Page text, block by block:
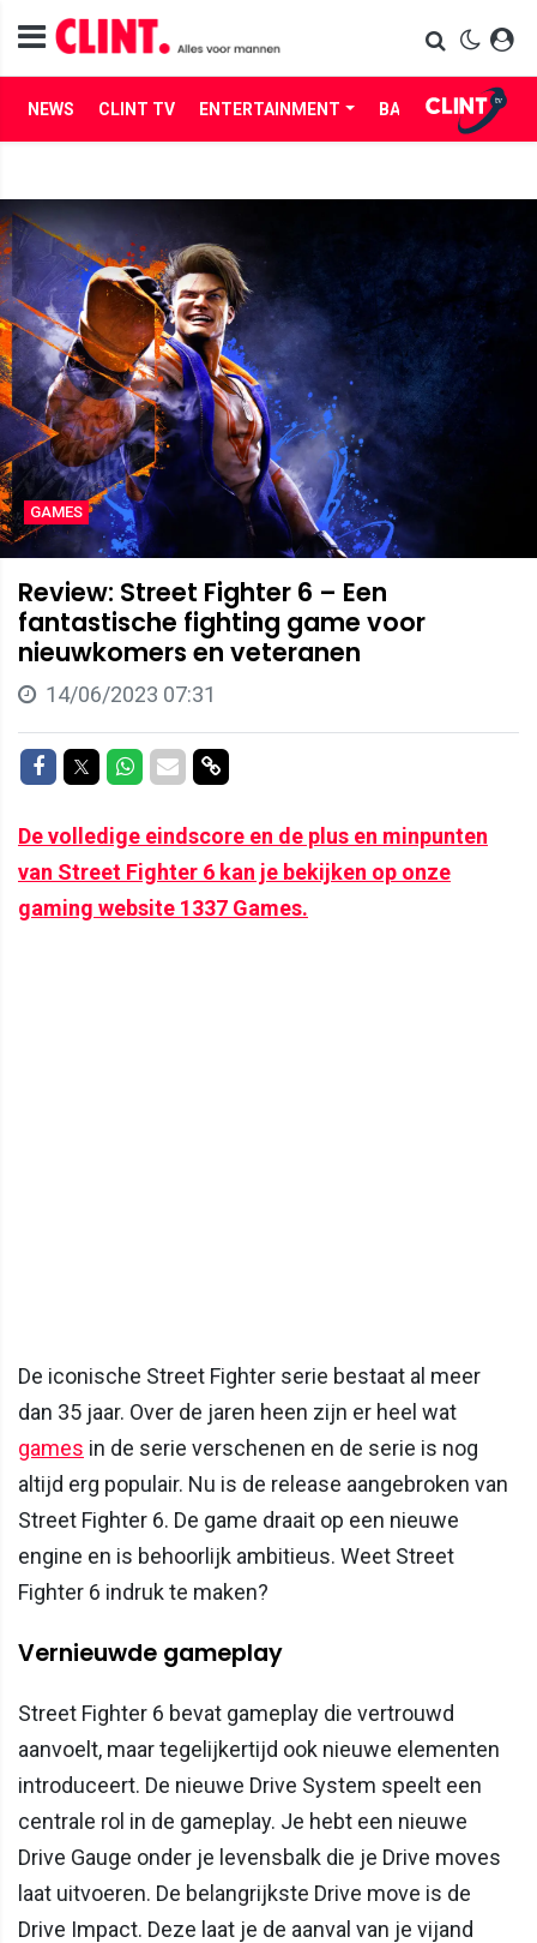
NEWS CLINT TV ENTERTAINMENT BABES LIFE
GAMES
Review: Street Fighter 6 – Een
fantastische fighting game voor
nieuwkomers en veteranen
14/06/2023 07:31
Delen op Facebook
Delen op Twitter
Delen op Whatsapp
Delen via Mail
Delen via link
De volledige eindscore en de plus en minpunten
van Street Fighter 6 kan je bekijken op onze
gaming website 1337 Games.
De iconische Street Fighter serie bestaat al meer
dan 35 jaar. Over de jaren heen zijn er heel wat
games in de serie verschenen en de serie is nog
altijd erg populair. Nu is de release aangebroken van
Street Fighter 6. De game draait op een nieuwe
engine en is behoorlijk ambitieus. Weet Street
Fighter 6 indruk te maken?
Vernieuwde gameplay
Street Fighter 6 bevat gameplay die vertrouwd
aanvoelt, maar tegelijkertijd ook nieuwe elementen
introduceert. De nieuwe Drive System speelt een
centrale rol in de gameplay. Je hebt een nieuwe
Drive Gauge onder je levensbalk die je Drive moves
laat uitvoeren. De belangrijkste Drive move is de
Drive Impact. Deze laat je de aanval van je vijand